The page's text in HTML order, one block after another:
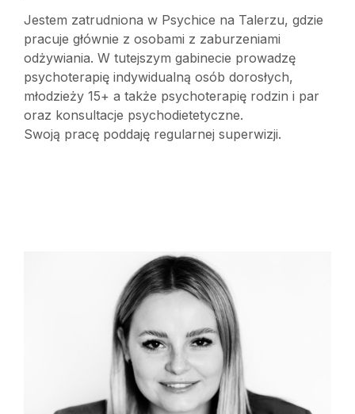
Jestem zatrudniona w Psychice na Talerzu, gdzie
pracuje głównie z osobami z zaburzeniami
odżywiania. W tutejszym gabinecie prowadzę
psychoterapię indywidualną osób dorosłych,
młodzieży 15+ a także psychoterapię rodzin i par
oraz konsultacje psychodietetyczne.
Swoją pracę poddaję regularnej superwizji.